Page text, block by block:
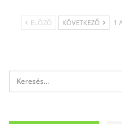
ELŐZŐ KÖVETKEZŐ 1